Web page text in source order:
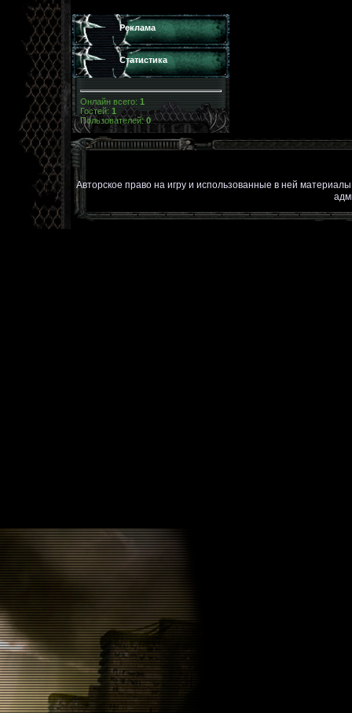
Реклама
Статистика
Онлайн всего: 1
Гостей: 1
Пользователей:0
Авторское право на игру и использованные в ней